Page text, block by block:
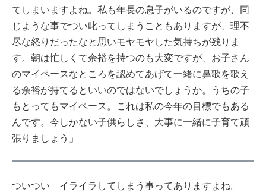
てしまいますよね。私も年長の息子がいるのですが、同
じような事でつい叱ってしまうこともありますが、理不
尽な怒りだったなと思いモヤモヤした気持ちが残りま
す。朝は忙しくて余裕を持つのも大変ですが、お子さん
のマイペースなところを認めてあげて一緒に鼻歌を歌え
る余裕が持てるといいのではないでしょうか。うちの子
もとってもマイペース。これは私の今年の目標でもある
んです。今しかない子供らしさ、大事に一緒に子育て頑
張りましょう」
ついつい イライラしてしまう事ってありますよね。